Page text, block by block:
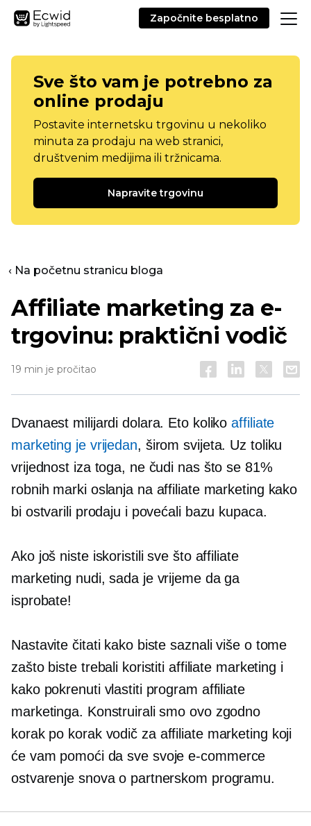
Započnite besplatno
Sve što vam je potrebno za
online prodaju
Postavite internetsku trgovinu u nekoliko
minuta za prodaju na web stranici,
društvenim medijima ili tržnicama.
Napravite trgovinu
‹ Na početnu stranicu bloga
Affiliate marketing za e-
trgovinu: praktični vodič
19 min je pročitao
Dvanaest milijardi dolara. Eto kolikoaffiliate
marketing je vrijedan, širom svijeta. Uz toliku
vrijednost iza toga, ne čudi nas što se 81%
robnih marki oslanja na affiliate marketing kako
bi ostvarili prodaju i povećali bazu kupaca.
Ako još niste iskoristili sve što affiliate
marketing nudi, sada je vrijeme da ga
isprobate!
Nastavite čitati kako biste saznali više o tome
zašto biste trebali koristiti affiliate marketing i
kako pokrenuti vlastiti program affiliate
marketinga. Konstruirali smo ovo zgodno
korak po korakvodič za affiliate marketing koji
će vam pomoći da sve svojee-commerce
ostvarenje snova o partnerskom programu.